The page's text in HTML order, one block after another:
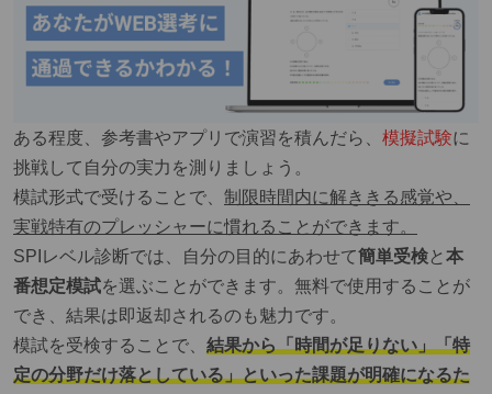
ある程度、参考書やアプリで演習を積んだら、 模擬試験に
挑戦して自分の実力を測りましょう。
模試形式で受けることで、 制限時間内に解ききる感覚や、
実戦特有のプレッシャーに慣れることができます。
SPIレベル診断では、自分の目的にあわせて簡単受検と 本
番想定模試を選ぶことができます。無料で使用することが
でき、結果は即返却されるのも魅力です。
模試を受検することで、 結果から「時間が足りない」「特
定の分野だけ落としている」といった課題が明確になるた